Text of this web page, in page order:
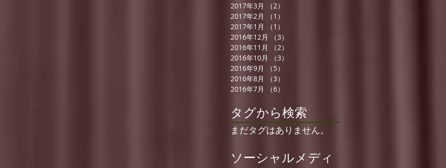
2017年3月
（2）
2017年2月
（1）
2017年1月
（1）
2016年12月
（3）
2016年11月
（2）
2016年10月
（3）
2016年9月
（5）
2016年8月
（3）
2016年7月
（6）
タグから検索
まだタグはありません。
ソーシャルメディ